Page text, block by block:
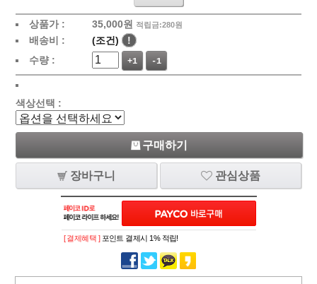
상품가 : 35,000원 적립금:280원
배송비 : (조건)
!
수량 :
+1 -1
색상선택 :
구매하기
장바구니 관심상품
[ 결제혜택 ] 포인트 결제시 1% 적립!